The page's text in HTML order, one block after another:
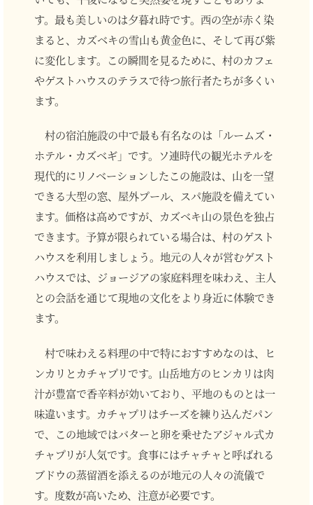
す。最も美しいのは夕暮れ時です。西の空が赤く染
まると、カズベキの雪山も黄金色に、そして再び紫
に変化します。この瞬間を見るために、村のカフェ
やゲストハウスのテラスで待つ旅行者たちが多くい
ます。
村の宿泊施設の中で最も有名なのは「ルームズ・
ホテル・カズベギ」です。ソ連時代の観光ホテルを
現代的にリノベーションしたこの施設は、山を一望
できる大型の窓、屋外プール、スパ施設を備えてい
ます。価格は高めですが、カズベキ山の景色を独占
できます。予算が限られている場合は、村のゲスト
ハウスを利用しましょう。地元の人々が営むゲスト
ハウスでは、ジョージアの家庭料理を味わえ、主人
との会話を通じて現地の文化をより身近に体験でき
ます。
村で味わえる料理の中で特におすすめなのは、ヒ
ンカリとカチャプリです。山岳地方のヒンカリは肉
汁が豊富で香辛料が効いており、平地のものとは一
味違います。カチャプリはチーズを練り込んだパン
で、この地域ではバターと卵を乗せたアジャル式カ
チャプリが人気です。食事にはチャチャと呼ばれる
ブドウの蒸留酒を添えるのが地元の人々の流儀で
す。度数が高いため、注意が必要です。